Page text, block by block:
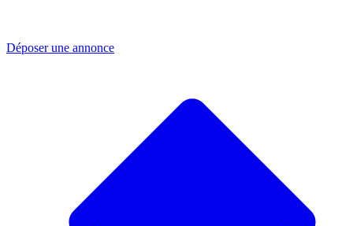
Déposer une annonce